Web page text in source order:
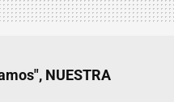
NUESTRA